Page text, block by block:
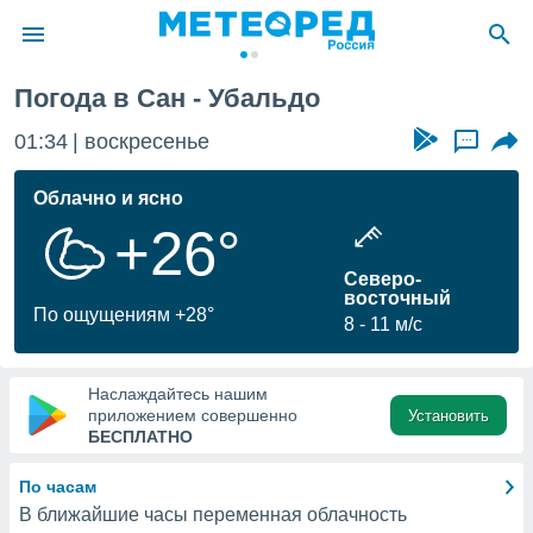
о
Вы можете
к этому
доступ
Погода в Сан - Убальдо
01:34 воскресенье ...
Облачно и ясно
+26°
По ощущениям +28°
Северо-
восточный
8
11 м/с
Наслаждайтесь нашим
приложением совершенно
БЕСПЛАТНО
Установить
По часам
В ближайшие часы переменная облачность